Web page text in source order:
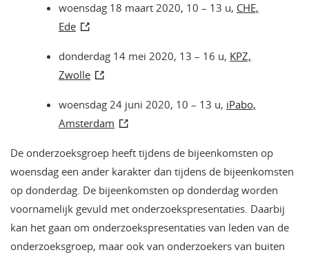
woensdag 18 maart 2020, 10 – 13 u, CHE,
Ede
donderdag 14 mei 2020, 13 – 16 u, KPZ,
Zwolle
woensdag 24 juni 2020, 10 – 13 u, iPabo,
Amsterdam
De onderzoeksgroep heeft tijdens de bijeenkomsten op
woensdag een ander karakter dan tijdens de bijeenkomsten
op donderdag. De bijeenkomsten op donderdag worden
voornamelijk gevuld met onderzoekspresentaties. Daarbij
kan het gaan om onderzoekspresentaties van leden van de
onderzoeksgroep, maar ook van onderzoekers van buiten